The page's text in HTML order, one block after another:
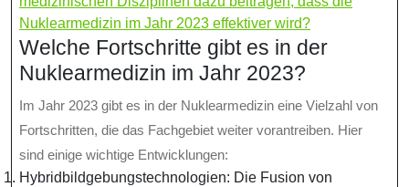
Nuklearmedizin im Jahr 2023 effektiver wird?
Welche Fortschritte gibt es in der
Nuklearmedizin im Jahr 2023?
Im Jahr 2023 gibt es in der Nuklearmedizin eine Vielzahl von
Fortschritten, die das Fachgebiet weiter vorantreiben. Hier
sind einige wichtige Entwicklungen:
Hybridbildgebungstechnologien: Die Fusion von